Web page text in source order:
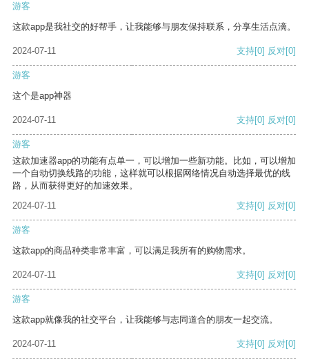
游客
这款app是我社交的好帮手，让我能够与朋友保持联系，分享生活点滴。
2024-07-11 支持[0] 反对[0]
游客
这个是app神器
2024-07-11 支持[0] 反对[0]
游客
这款加速器app的功能有点单一，可以增加一些新功能。比如，可以增加
一个自动切换线路的功能，这样就可以根据网络情况自动选择最优的线
路，从而获得更好的加速效果。
2024-07-11
支持[0] 反对[0]
游客
这款app的商品种类非常丰富，可以满足我所有的购物需求。
2024-07-11 支持[0] 反对[0]
游客
这款app就像我的社交平台，让我能够与志同道合的朋友一起交流。
2024-07-11 支持[0] 反对[0]